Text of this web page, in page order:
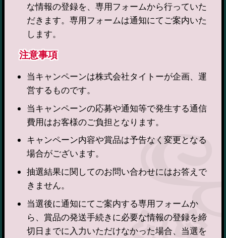
な情報の登録を、専用フォームから行っていた
だきます。専用フォームは通知にてご案内いた
します。
注意事項
当キャンペーンは株式会社タイトーが企画、運
営するものです。
当キャンペーンの応募や通知等で発生する通信
費用はお客様のご負担となります。
キャンペーン内容や賞品は予告なく変更となる
場合がございます。
抽選結果に関してのお問い合わせにはお答えで
きません。
当選後に通知にてご案内する専用フォームか
ら、賞品の発送手続きに必要な情報の登録を締
切日までに入力いただけなかった場合、当選を